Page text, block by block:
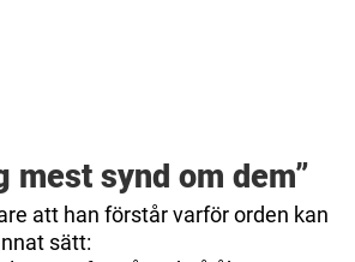
mest synd om dem”
att han förstår varför orden kan
sätt: